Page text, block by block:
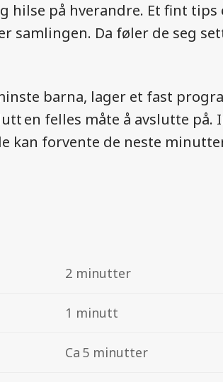
hilse på hverandre. Et fint
samlingen. Da føler de seg
barna, lager et fast
en felles måte å avslutte
kan forvente de neste
2 minutter
1 minutt
Ca 5 minutter